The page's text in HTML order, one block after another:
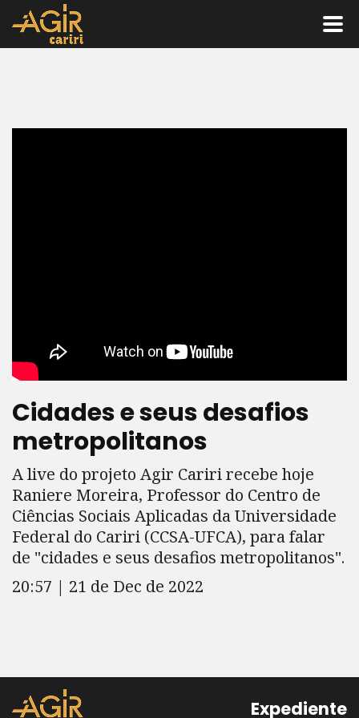
Cidades e seus desafios
metropolitanos
A live do projeto Agir Cariri recebe hoje
Raniere Moreira, Professor do Centro de
Ciências Sociais Aplicadas da Universidade
Federal do Cariri (CCSA-UFCA), para falar
de "cidades e seus desafios metropolitanos".
20:57 | 21 de Dec de 2022
Expediente